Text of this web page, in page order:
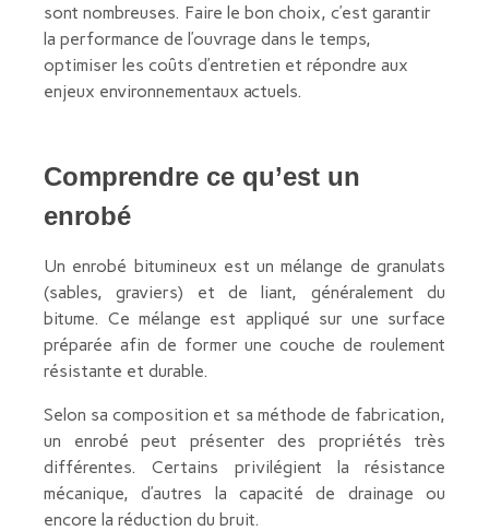
sont nombreuses. Faire le bon choix, c’est garantir
la performance de l’ouvrage dans le temps,
optimiser les coûts d’entretien et répondre aux
enjeux environnementaux actuels.
Comprendre ce qu’est un
enrobé
Un enrobé bitumineux est un mélange de granulats
(sables, graviers) et de liant, généralement du
bitume. Ce mélange est appliqué sur une surface
préparée afin de former une couche de roulement
résistante et durable.
Selon sa composition et sa méthode de fabrication,
un enrobé peut présenter des propriétés très
différentes. Certains privilégient la résistance
mécanique, d’autres la capacité de drainage ou
encore la réduction du bruit.